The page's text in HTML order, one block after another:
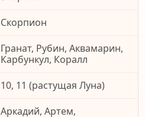
Скорпион
Гранат, Рубин, Аквамарин,
Карбункул, Коралл
10, 11 (растущая Луна)
Аркадий, Артем,